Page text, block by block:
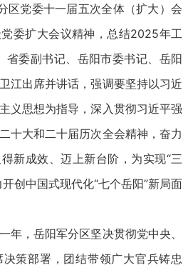
党委十一届五次全体（扩大）会
委扩大会议精神，总结2025年工
委副书记、岳阳市委书记、岳阳
江出席并讲话，强调要坚持以习近
义思想为指导，深入贯彻习近平强
十大和二十届历次全会精神，奋力
新成效、迈上新台阶，为实现“三
创中国式现代化“七个岳阳”新局面
，岳阳军分区坚决贯彻党中央、
策部署，团结带领广大官兵铸忠